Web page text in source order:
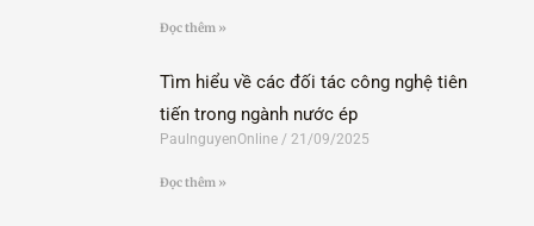
Đọc thêm »
Tìm hiểu về các đối tác công nghệ tiên
tiến trong ngành nước ép
PaulnguyenOnline 21/09/2025
Đọc thêm »